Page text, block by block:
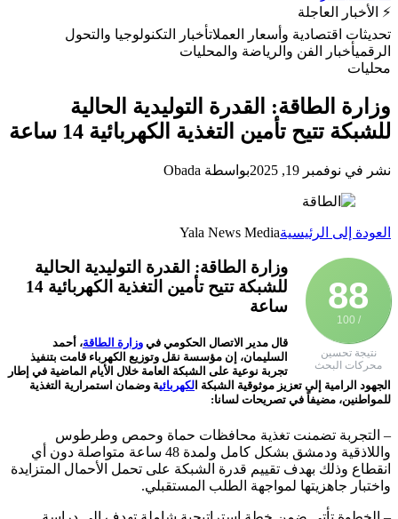
⚡ الأخبار العاجلة
تحديثات اقتصادية وأسعار العملاتأخبار التكنولوجيا والتحول
الرقميأخبار الفن والرياضة والمحليات
محليات
وزارة الطاقة: القدرة التوليدية الحالية
للشبكة تتيح تأمين التغذية الكهربائية 14 ساعة
نشر في نوفمبر 19, 2025 بواسطة Obada
العودة إلى الرئيسيةYala News Media
88
/ 100
نتيجة تحسين
محركات البحث
وزارة الطاقة: القدرة التوليدية الحالية
للشبكة تتيح تأمين التغذية الكهربائية 14
ساعة
قال مدير الاتصال الحكومي في وزارة الطاقة، أحمد
السليمان، إن مؤسسة نقل وتوزيع الكهرباء قامت بتنفيذ
تجربة نوعية على الشبكة العامة خلال الأيام الماضية في إطار
الجهود الرامية إلى تعزيز موثوقية الشبكة الكهربائية وضمان استمرارية التغذية
للمواطنين، مضيفاً في تصريحات لسانا:
– التجربة تضمنت تغذية محافظات حماة وحمص وطرطوس
واللاذقية ودمشق بشكل كامل ولمدة 48 ساعة متواصلة دون أي
انقطاع وذلك بهدف تقييم قدرة الشبكة على تحمل الأحمال المتزايدة
واختبار جاهزيتها لمواجهة الطلب المستقبلي.